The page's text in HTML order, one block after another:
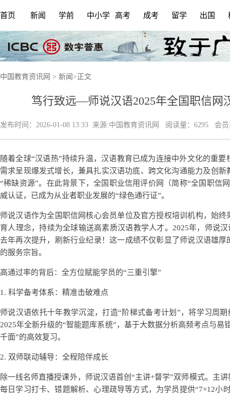
首页 新闻 学前 中小学 高考 成考 留学 出国
中国教育资讯网 > 新闻 > 正文
笃行致远—师说汉语2025年全国职信网
发布时间： 2026-01-08 13:33 来源:中国教育资讯网 阅读量：6295 会员
随着全球“汉语热”持续升温，汉语教育已成为连接中外文化的重
需求呈现爆发式增长，兼具扎实汉语功底、跨文化沟通能力及创
“稀缺资源”。在此背景下，全国职业信用评价网（简称“全国职信
威认证，已成为从业者职业发展的“绿色通行证”。
师说汉语作为全国职信网核心会员单位及官方授权培训机构，始
育人理念，持续为全球输送高素质汉语教学人才。2025年，师说
去年再次提升，刷新行业纪录！这一成绩不仅彰显了师说汉语雄
的服务宗旨。
高通过率的背后：全方位赋能学员的“三重引擎”
1. 科学备考体系：精准击破难点
师说汉语依托十年教学沉淀，打造“阶梯式备考计划”，将学习周
2025年全新升级的“智能题库系统”，基于大数据分析高频考点与
千面”的高效复习。
2. 双师联动辅导：全程陪伴成长
除一线名师直播授课外，师说汉语首创“主讲+督学”双师模式。主
每日学习打卡、错题解析、心理疏导等方式，为学员提供“7×12小